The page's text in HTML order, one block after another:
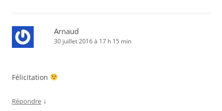
Arnaud
30 juillet 2016 à 17 h 15 min
Félicitation
Répondre ↓